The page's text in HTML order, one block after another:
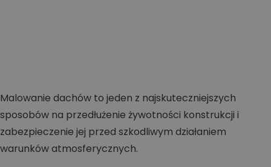
Malowanie dachów to jeden z najskuteczniejszych
sposobów na przedłużenie żywotności konstrukcji i
zabezpieczenie jej przed szkodliwym działaniem
warunków atmosferycznych.